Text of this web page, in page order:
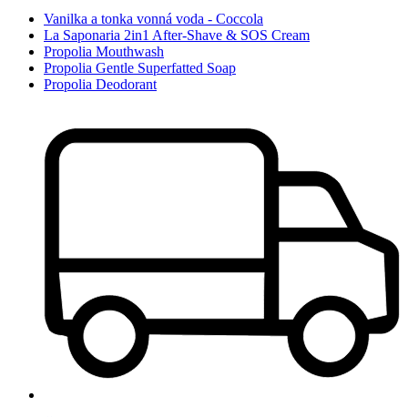
Vanilka a tonka vonná voda - Coccola
La Saponaria 2in1 After-Shave & SOS Cream
Propolia Mouthwash
Propolia Gentle Superfatted Soap
Propolia Deodorant